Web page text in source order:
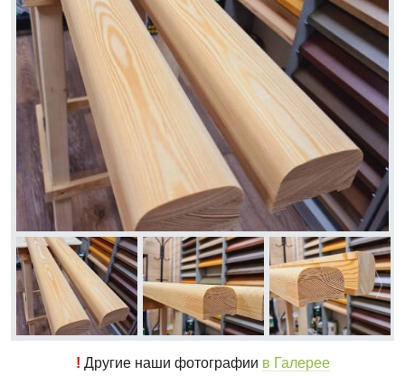
! Другие наши фотографии в Галерее